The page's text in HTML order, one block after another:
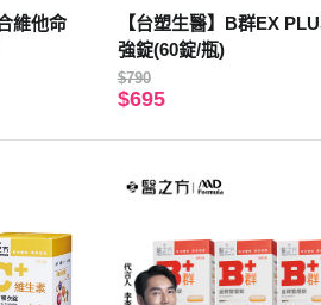
維他命
【台塑生醫】B群EX
強錠(60錠/瓶)
$790
$695